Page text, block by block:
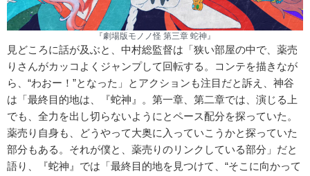
『劇場版モノノ怪 第三章 蛇神』
見どころに話が及ぶと、中村総監督は「狭い部屋の中で、薬売
りさんがカッコよくジャンプして回転する。コンテを描きなが
ら、“わおー！”となった」とアクションも注目だと訴え、神谷
は「最終目的地は、『蛇神』。第一章、第二章では、演じる上
でも、全力を出し切らないようにとペース配分を探っていた。
薬売り自身も、どうやって大奥に入っていこうかと探っていた
部分もある。それが僕と、薬売りのリンクしている部分」だと
語り、『蛇神』では「最終目的地を見つけて、“そこに向かって